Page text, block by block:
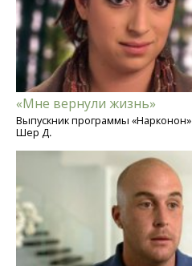
«Мне вернули жизнь»
Выпускник программы «Нарконон»
Шер Д.